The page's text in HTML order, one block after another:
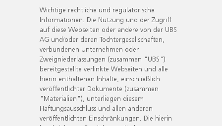
Wichtige rechtliche und regulatorische
Informationen. Die Nutzung und der Zugriff
auf diese Webseiten oder andere von der UBS
AG und/oder deren Tochtergesellschaften,
verbundenen Unternehmen oder
Zweigniederlassungen (zusammen "UBS")
bereitgestellte verlinkte Webseiten und alle
hierin enthaltenen Inhalte, einschließlich
veröffentlichter Dokumente (zusammen
"Materialien"), unterliegen diesem
Haftungsausschluss und allen anderen
veröffentlichten Einschränkungen. Die hierin